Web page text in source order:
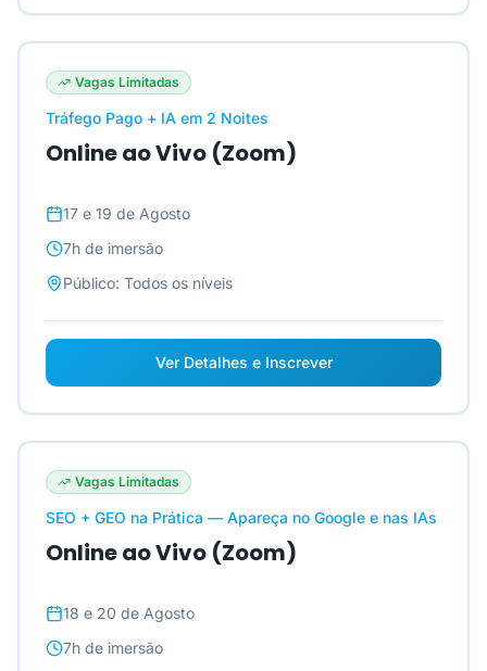
Vagas Limitadas
Tráfego Pago + IA em 2 Noites
Online ao Vivo (Zoom)
17 e 19 de Agosto
7h de imersão
Público: Todos os níveis
Ver Detalhes e Inscrever
Vagas Limitadas
SEO + GEO na Prática — Apareça no Google e nas IAs
Online ao Vivo (Zoom)
18 e 20 de Agosto
7h de imersão